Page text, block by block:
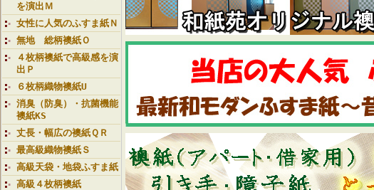
を演出Ｍ
女性に人気のふすま紙Ｎ
無地 総柄襖紙Ｏ
４枚柄襖紙で高級感を演
出Ｐ
６枚柄織物襖紙U
消臭（防臭）・抗菌機能
襖紙KS
丈長・幅広の襖紙ＱＲ
最高級織物襖紙Ｓ
高級天袋・地袋ふすま紙
高級４枚柄襖紙